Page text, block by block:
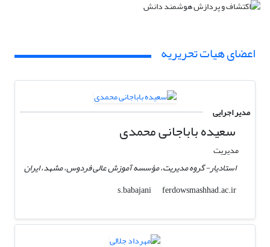
اعضای هیات تحریریه
مدیر اجرایی
سعیده باباجانی محمدی
مدیریت
استادیار- گروه مدیریت، مؤسسه آموزش عالی فردوس، مشهد، ایران
s.babajani
ferdowsmashhad.ac.ir